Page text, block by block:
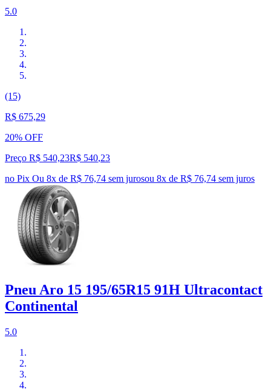
5.0
(15)
R$ 675,29
20% OFF
Preço R$ 540,23R$ 540,23
no Pix Ou 8x de R$ 76,74 sem jurosou 8x de R$ 76,74 sem juros
Pneu Aro 15 195/65R15 91H Ultracontact
Continental
5.0